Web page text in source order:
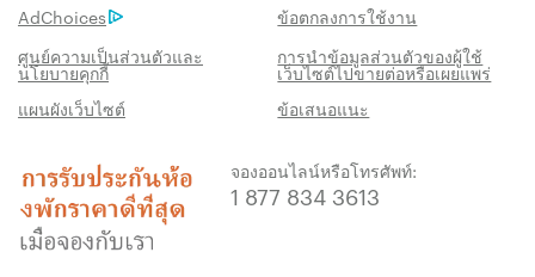
AdChoices
ข้อตกลงการใช้งาน
ศูนย์ความเป็นส่วนตัวและ
นโยบายคุกกี้
การนำข้อมูลส่วนตัวของผู้ใช้
เว็บไซต์ไปขายต่อหรือเผยแพร่
แผนผังเว็บไซต์
ข้อเสนอแนะ
จองออนไลน์หรือโทรศัพท์:
1 877 834 3613
การรับประกันห้องพักราคาดีที่สุด
เราสัญญาว่าคุณจะได้รับราคาต่ำที่สุดทาง
ออนไลน์ มิฉะนั้น เราจะปรับให้ตรงกับราคาที่ถูก
กว่า พร้อมให้คะแนน IHG® One Rewards แก่
รับประกันการจองทางออนไลน์
รับประกันห้องพักของคุณแล้ว